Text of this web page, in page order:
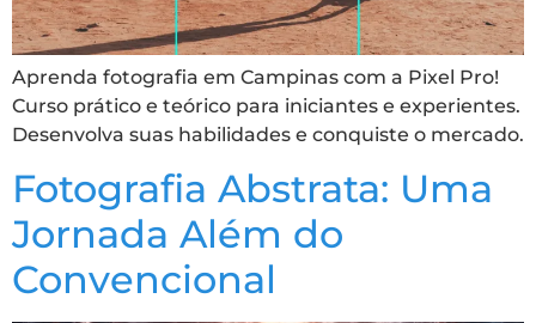
Aprenda fotografia em Campinas com a Pixel Pro!
Curso prático e teórico para iniciantes e experientes.
Desenvolva suas habilidades e conquiste o mercado.
Fotografia Abstrata: Uma
Jornada Além do
Convencional